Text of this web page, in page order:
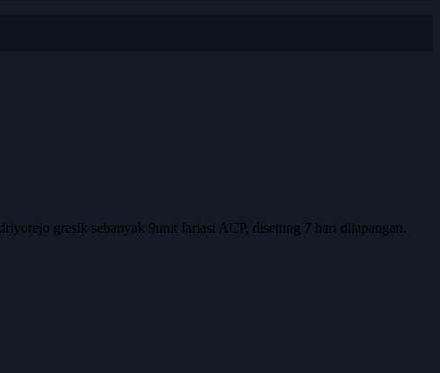
gresik sebanyak 9unit fariasi ACP, disetting 7 hari dilapangan.